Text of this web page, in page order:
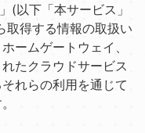
(以下「本サービス」
取得する情報の取扱い
ームゲートウェイ、
たクラウドサービス
れらの利用を通じて